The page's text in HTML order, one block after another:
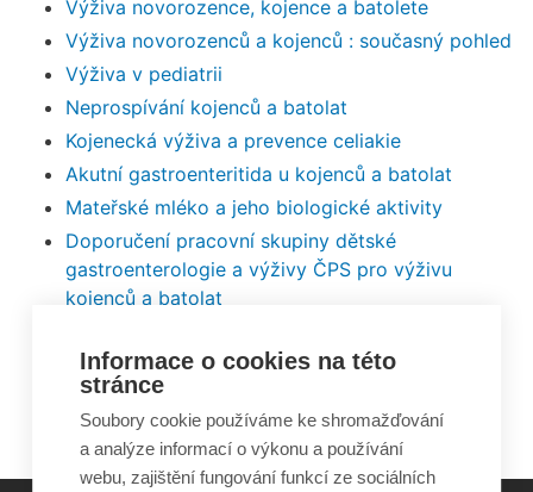
Výživa novorozence, kojence a batolete
Výživa novorozenců a kojenců : současný pohled
Výživa v pediatrii
Neprospívání kojenců a batolat
Kojenecká výživa a prevence celiakie
Akutní gastroenteritida u kojenců a batolat
Mateřské mléko a jeho biologické aktivity
Doporučení pracovní skupiny dětské
gastroenterologie a výživy ČPS pro výživu
kojenců a batolat
Crohnova choroba a ulcerózní kolitida
Alergie na bílkovinu kravského mléka
Informace o cookies na této
stránce
Soubory cookie používáme ke shromažďování
a analýze informací o výkonu a používání
webu, zajištění fungování funkcí ze sociálních